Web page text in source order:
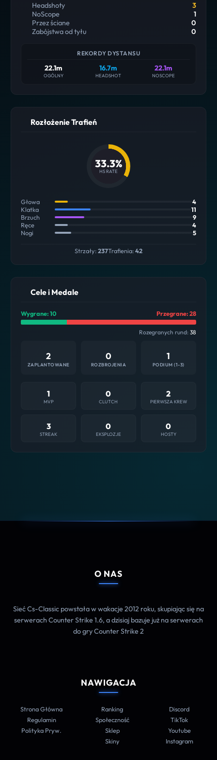
Headshoty
3
NoScope
1
Przez ściane
0
Zabójstwa od tyłu
0
REKORDY DYSTANSU
22.1m
OGÓLNY
16.7m
HEADSHOT
22.1m
NOSCOPE
Rozłożenie Trafień
33.3%
HS RATE
Głowa
4
Klatka
11
Brzuch
9
Ręce
4
Nogi
5
Strzały:237Trafienia:42
Cele i Medale
Wygrane: 10 Przegrane: 28
Rozegranych rund: 38
2
ZAPLANTOWANE
0
ROZBROJENIA
1
PODIUM (1-3)
1
MVP
0
CLUTCH
2
PIERWSZA KREW
3
STREAK
0
EKSPLOZJE
0
HOSTY
O NAS
Sieć Cs-Classic powstała w wakacje 2012 roku, skupiając się na
serwerach Counter Strike 1.6, a dzisiaj bazuje już na serwerach
do gry Counter Strike 2
NAWIGACJA
Strona Główna
Regulamin
Polityka Pryw.
Ranking
Społeczność
Sklep
Skiny
Discord
TikTok
Youtube
Instagram